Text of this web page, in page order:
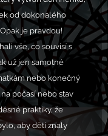
od dokonalého
je pravdou!
vše, co souvisí s
už jen samotné
nebo konečný
počasí nebo stav
praktiky, že
aby děti znaly